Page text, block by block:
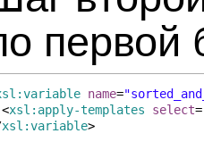
первой
name=
<xsl:apply-templates select=
xsl:variable>